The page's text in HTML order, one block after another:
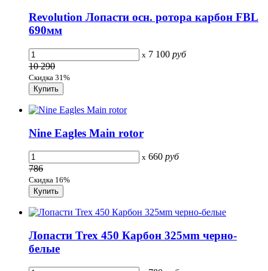
Revolution Лопасти осн. ротора карбон FBL
690мм
x 7 100 руб
10 290
Скидка 31%
Nine Eagles Main rotor
x 660 руб
786
Скидка 16%
Лопасти Trex 450 Карбон 325мm черно-
белые